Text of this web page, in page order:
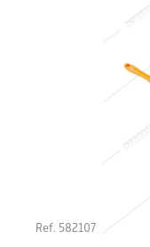
Ref. 582107